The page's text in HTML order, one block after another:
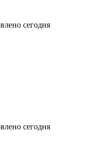
сегодня
сегодня